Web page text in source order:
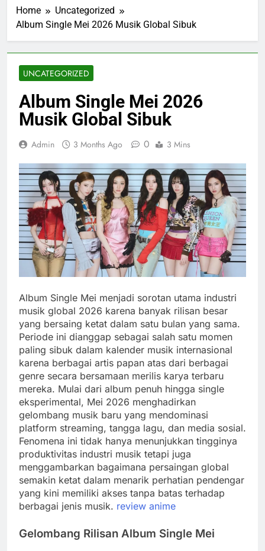
Home
Uncategorized
Album Single Mei 2026 Musik Global Sibuk
UNCATEGORIZED
Album Single Mei 2026
Musik Global Sibuk
Admin 3 Months Ago 0 3 Mins
Album Single Mei menjadi sorotan utama industri
musik global 2026 karena banyak rilisan besar
yang bersaing ketat dalam satu bulan yang sama.
Periode ini dianggap sebagai salah satu momen
paling sibuk dalam kalender musik internasional
karena berbagai artis papan atas dari berbagai
genre secara bersamaan merilis karya terbaru
mereka. Mulai dari album penuh hingga single
eksperimental, Mei 2026 menghadirkan
gelombang musik baru yang mendominasi
platform streaming, tangga lagu, dan media sosial.
Fenomena ini tidak hanya menunjukkan tingginya
produktivitas industri musik tetapi juga
menggambarkan bagaimana persaingan global
semakin ketat dalam menarik perhatian pendengar
yang kini memiliki akses tanpa batas terhadap
berbagai jenis musik. review anime
Gelombang Rilisan Album Single Mei